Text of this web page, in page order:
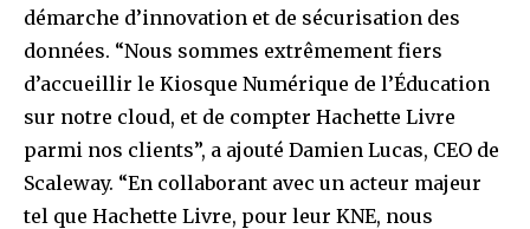
démarche d’innovation et de sécurisation des
données. “Nous sommes extrêmement fiers
d’accueillir le Kiosque Numérique de l’Éducation
sur notre cloud, et de compter Hachette Livre
parmi nos clients”, a ajouté Damien Lucas, CEO de
Scaleway. “En collaborant avec un acteur majeur
tel que Hachette Livre, pour leur KNE, nous